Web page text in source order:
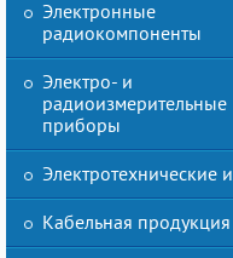
Электронные
радиокомпоненты
Электро- и
радиоизмерительные
приборы
Электротехнические
Кабельная продукция